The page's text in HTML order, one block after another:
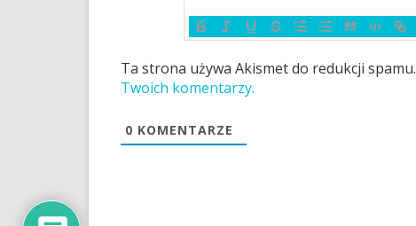
Ta strona używa Akismet do redukcji spamu.
Twoich komentarzy.
0 KOMENTARZE